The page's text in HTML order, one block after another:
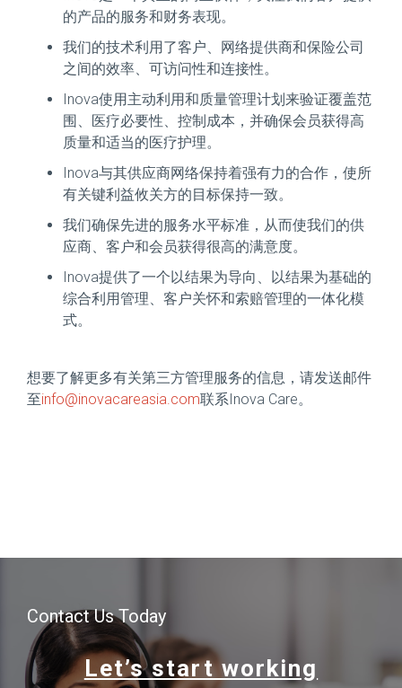
的产品的服务和财务表现。
我们的技术利用了客户、网络提供商和保险公司
之间的效率、可访问性和连接性。
Inova使用主动利用和质量管理计划来验证覆盖范
围、医疗必要性、控制成本，并确保会员获得高
质量和适当的医疗护理。
Inova与其供应商网络保持着强有力的合作，使所
有关键利益攸关方的目标保持一致。
我们确保先进的服务水平标准，从而使我们的供
应商、客户和会员获得很高的满意度。
Inova提供了一个以结果为导向、以结果为基础的
综合利用管理、客户关怀和索赔管理的一体化模
式。
想要了解更多有关第三方管理服务的信息，请发送邮件
至info@inovacareasia.com联系Inova Care。
Contact Us Today
Let’s start working